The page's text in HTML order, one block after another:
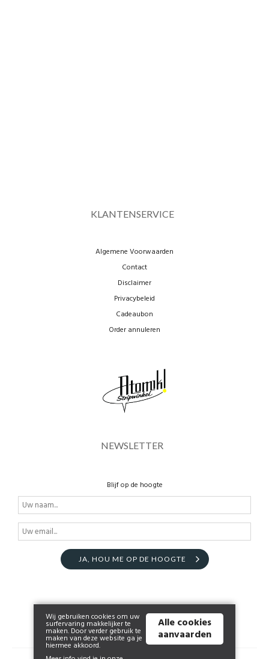
KLANTENSERVICE
Algemene Voorwaarden
Contact
Disclaimer
Privacybeleid
Cadeaubon
Order annuleren
NEWSLETTER
Blijf op de hoogte
JA, HOU ME OP DE HOOGTE
Wij gebruiken cookies om uw
surfervaring makkelijker te
maken. Door verder gebruik te
maken van deze website ga je
hiermee akkoord.
Alle cookies
aanvaarden